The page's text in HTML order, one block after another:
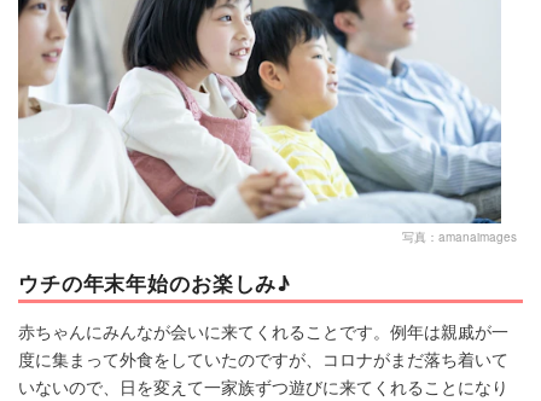
トレンド・イベント
写真：amanaimages
ウチの年末年始のお楽しみ♪
赤ちゃんにみんなが会いに来てくれることです。例年は親戚が一
度に集まって外食をしていたのですが、コロナがまだ落ち着いて
いないので、日を変えて一家族ずつ遊びに来てくれることになり